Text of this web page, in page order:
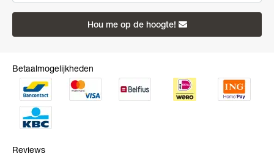
Hou me op de hoogte!
Betaalmogelijkheden
Reviews